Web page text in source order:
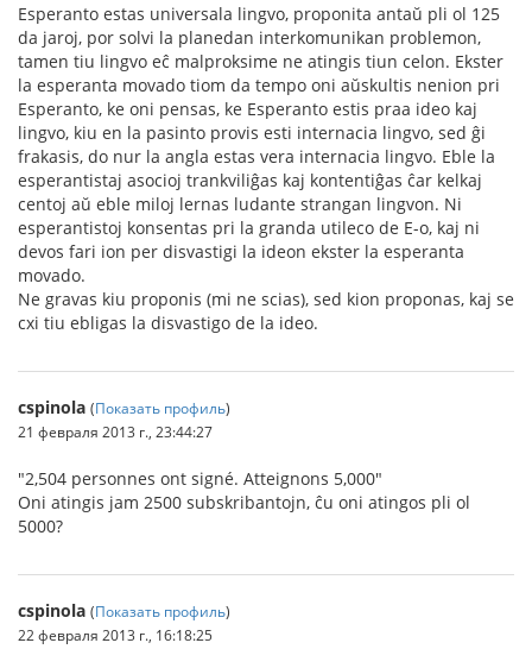
Esperanto estas universala lingvo, proponita antaŭ pli ol 125
da jaroj, por solvi la planedan interkomunikan problemon,
tamen tiu lingvo eĉ malproksime ne atingis tiun celon. Ekster
la esperanta movado tiom da tempo oni aŭskultis nenion pri
Esperanto, ke oni pensas, ke Esperanto estis praa ideo kaj
lingvo, kiu en la pasinto provis esti internacia lingvo, sed ĝi
frakasis, do nur la angla estas vera internacia lingvo. Eble la
esperantistaj asocioj trankviliĝas kaj kontentiĝas ĉar kelkaj
centoj aŭ eble miloj lernas ludante strangan lingvon. Ni
esperantistoj konsentas pri la granda utileco de E-o, kaj ni
devos fari ion per disvastigi la ideon ekster la esperanta
movado.
Ne gravas kiu proponis (mi ne scias), sed kion proponas, kaj se
cxi tiu ebligas la disvastigo de la ideo.
cspinola (Показать профиль)
21 февраля 2013 г., 23:44:27
"2,504 personnes ont signé. Atteignons 5,000"
Oni atingis jam 2500 subskribantojn, ĉu oni atingos pli ol
5000?
cspinola (Показать профиль)
22 февраля 2013 г., 16:18:25